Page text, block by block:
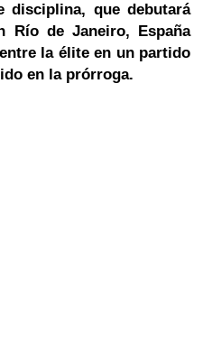
disciplina, que debutará
Río de Janeiro, España
la élite en un partido
en la prórroga.